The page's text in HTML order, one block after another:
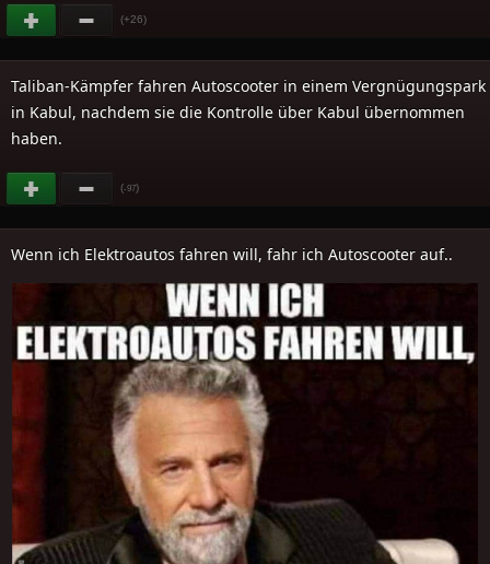
(+26)
Taliban-Kämpfer fahren Autoscooter in einem Vergnügungspark
in Kabul, nachdem sie die Kontrolle über Kabul übernommen
haben.
(-97)
Wenn ich Elektroautos fahren will, fahr ich Autoscooter auf..